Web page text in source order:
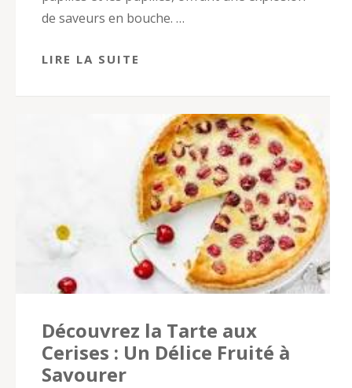
de saveurs en bouche. …
LIRE LA SUITE
Découvrez la Tarte aux
Cerises : Un Délice Fruité à
Savourer